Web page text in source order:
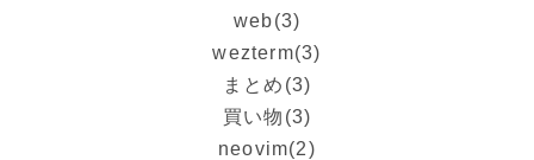
web(3)
wezterm(3)
まとめ (3)
買い物 (3)
neovim(2)